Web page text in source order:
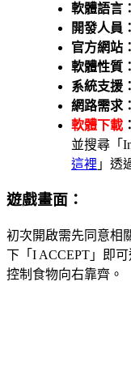
軟體語言：
開發人員：
官方網站：
軟體性質：
系統支援：
網路需求：
軟體下載 ：
並搜尋「
這裡 」透
遊戲畫面：
初次開啟需先同意相
下「I ACCEPT」即
控制食物向右靠齊。